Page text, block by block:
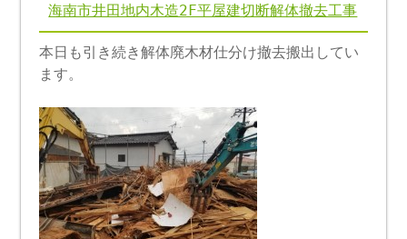
海南市井田地内木造2F平屋建切断解体撤去工事
本日も引き続き解体廃木材仕分け撤去搬出してい
ます。